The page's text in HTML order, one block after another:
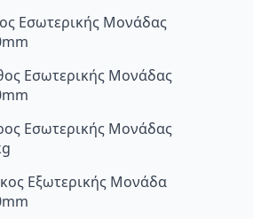
Εσωτερικής Μονάδας
Εσωτερικής Μονάδας
Εσωτερικής Μονάδας
Εξωτερικής Μονάδα